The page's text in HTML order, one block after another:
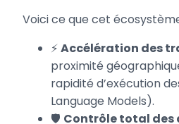
Voici ce que cet
⚡Accélération des
proximité
rapidité d’exécution
Language Models).
🛡️ Contrôle total des